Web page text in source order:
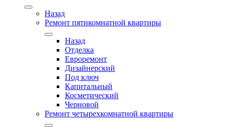
Назад
Ремонт пятикомнатной квартиры
Назад
Отделка
Евроремонт
Дизайнерский
Под ключ
Капитальный
Косметический
Черновой
Ремонт четырехкомнатной квартиры